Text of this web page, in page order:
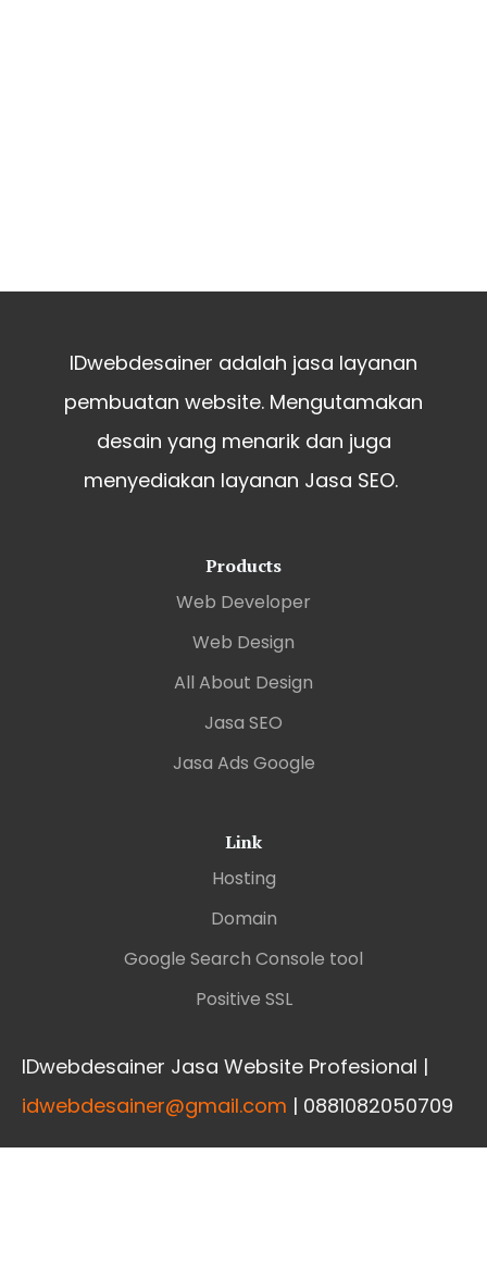
IDwebdesainer adalah jasa layanan
pembuatan website. Mengutamakan
desain yang menarik dan juga
menyediakan layanan Jasa SEO.
Products
Web Developer
Web Design
All About Design
Jasa SEO
Jasa Ads Google
Link
Hosting
Domain
Google Search Console tool
Positive SSL
IDwebdesainer Jasa Website Profesional |
idwebdesainer@gmail.com | 0881082050709